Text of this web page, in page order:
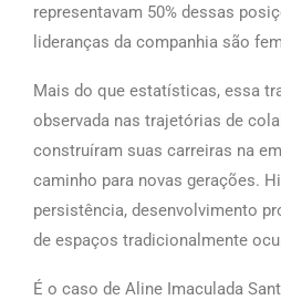
representavam 50% dessas
lideranças da companhia são
Mais do que estatísticas, essa
observada nas trajetórias de
construíram suas carreiras na
caminho para novas gerações.
persistência, desenvolvimento
de espaços tradicionalmente
É o caso de Aline Imaculada